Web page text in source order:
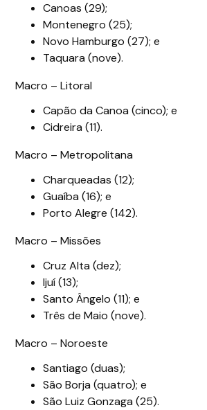
Canoas (29);
Montenegro (25);
Novo Hamburgo (27); e
Taquara (nove).
Macro – Litoral
Capão da Canoa (cinco); e
Cidreira (11).
Macro – Metropolitana
Charqueadas (12);
Guaíba (16); e
Porto Alegre (142).
Macro – Missões
Cruz Alta (dez);
Ijuí (13);
Santo Ângelo (11); e
Três de Maio (nove).
Macro – Noroeste
Santiago (duas);
São Borja (quatro); e
São Luiz Gonzaga (25).